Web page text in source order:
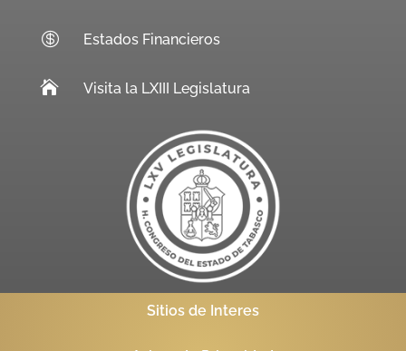
 Estados Financieros
 Visita la LXIII Legislatura
Sitios de Interes